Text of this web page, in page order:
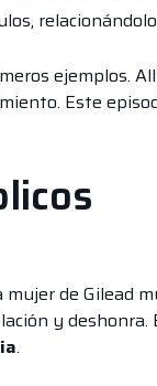
ejemplos.
Este
mujer de Gilead
y deshonra.
.